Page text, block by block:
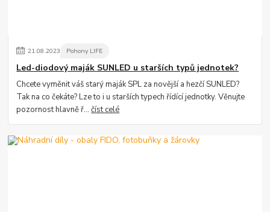
21.08.2023 Pohony LIFE
Led-diodový maják SUNLED u starších typů jednotek?
Chcete vyměnit váš starý maják SPL za novější a hezčí SUNLED?
Tak na co čekáte? Lze to i u starších typech řídící jednotky. Věnujte
pozornost hlavně ř...číst celé